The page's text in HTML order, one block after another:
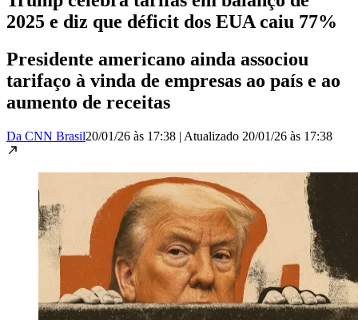
2025 e diz que déficit dos EUA caiu 77%
Presidente americano ainda associou
tarifaço à vinda de empresas ao país e ao
aumento de receitas
Da CNN Brasil20/01/26 às 17:38 | Atualizado 20/01/26 às 17:38